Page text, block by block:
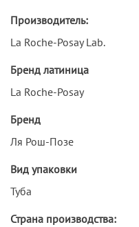
Производитель:
La Roche-Posay Lab.
Бренд латиница
La Roche-Posay
Бренд
Ля Рош-Позе
Вид упаковки
Туба
Страна производства: